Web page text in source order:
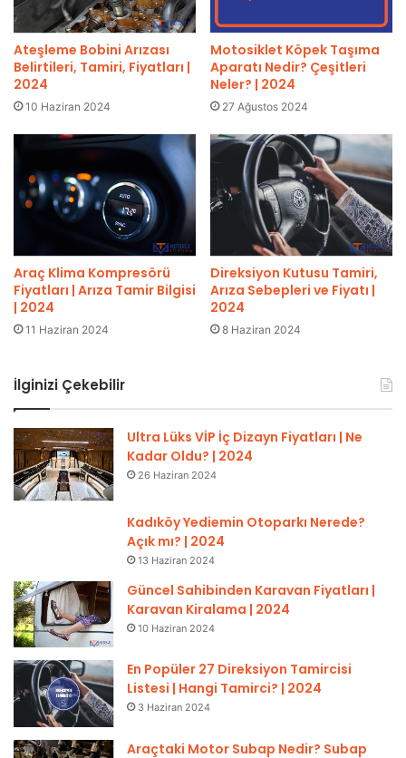
Ateşleme Bobini Arızası
Belirtileri, Tamiri, Fiyatları |
2024
10 Haziran 2024
Motosiklet Köpek Taşıma
Aparatı Nedir? Çeşitleri
Neler? | 2024
27 Ağustos 2024
Araç Klima Kompresörü
Fiyatları | Arıza Tamir Bilgisi
| 2024
11 Haziran 2024
Direksiyon Kutusu Tamiri,
Arıza Sebepleri ve Fiyatı |
2024
8 Haziran 2024
İlginizi Çekebilir
Ultra Lüks VİP İç Dizayn Fiyatları | Ne
Kadar Oldu? | 2024
26 Haziran 2024
Kadıköy Yediemin Otoparkı Nerede?
Açık mı? | 2024
13 Haziran 2024
Güncel Sahibinden Karavan Fiyatları |
Karavan Kiralama | 2024
10 Haziran 2024
En Popüler 27 Direksiyon Tamircisi
Listesi | Hangi Tamirci? | 2024
3 Haziran 2024
Araçtaki Motor Subap Nedir? Subap